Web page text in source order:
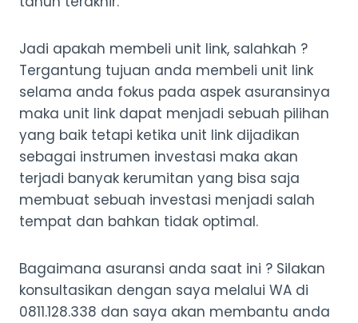
Jadi apakah membeli unit link, salahkah ?
Tergantung tujuan anda membeli unit link
selama anda fokus pada aspek asuransinya
maka unit link dapat menjadi sebuah pilihan
yang baik tetapi ketika unit link dijadikan
sebagai instrumen investasi maka akan
terjadi banyak kerumitan yang bisa saja
membuat sebuah investasi menjadi salah
tempat dan bahkan tidak optimal.
Bagaimana asuransi anda saat ini ? Silakan
konsultasikan dengan saya melalui WA di
0811.128.338 dan saya akan membantu anda